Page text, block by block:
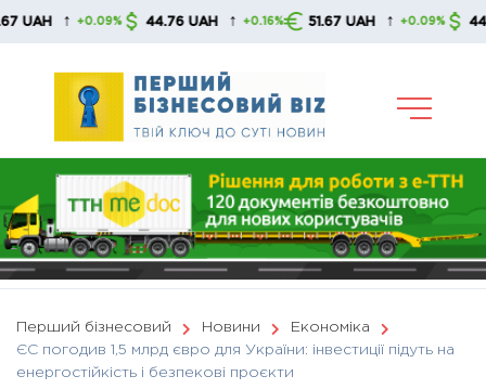
Skip
↑ +0.09% 44.76 UAH ↑ +0.16% 51.67 UAH ↑ +0.09% 44.76
Перший бізнесовий Новини
Економіка
ЄС погодив 1,5 млрд євро для України: інвестиції підуть на
енергостійкість і безпекові проєкти